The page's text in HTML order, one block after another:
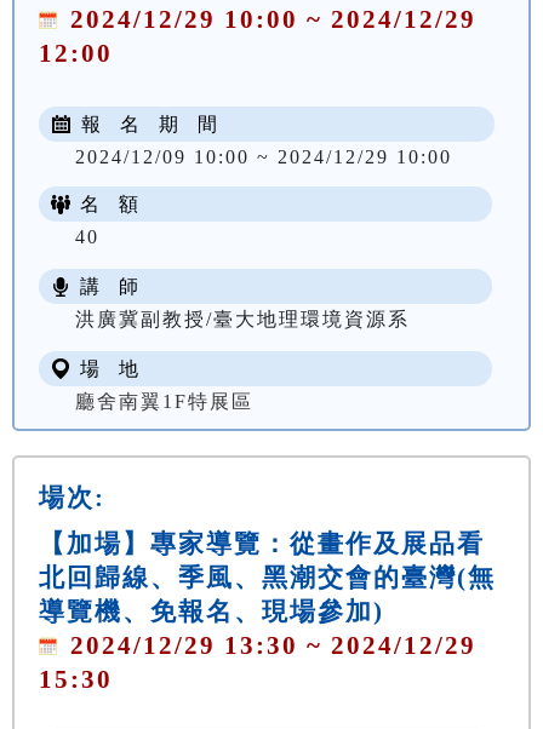
2024/12/29 10:00 ~ 2024/12/29
12:00
報 名 期 間
2024/12/09 10:00 ~ 2024/12/29 10:00
名 額
40
講 師
洪廣冀副教授/臺大地理環境資源系
場 地
廳舍南翼1F特展區
場次:
【加場】專家導覽：從畫作及展品看
北回歸線、季風、黑潮交會的臺灣(無
導覽機、免報名、現場參加)
2024/12/29 13:30 ~ 2024/12/29
15:30